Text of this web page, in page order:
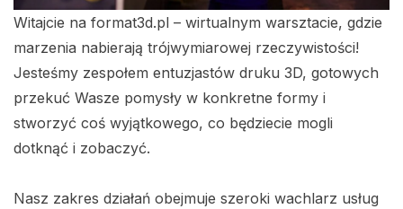
Witajcie na format3d.pl – wirtualnym warsztacie, gdzie
marzenia nabierają trójwymiarowej rzeczywistości!
Jesteśmy zespołem entuzjastów druku 3D, gotowych
przekuć Wasze pomysły w konkretne formy i
stworzyć coś wyjątkowego, co będziecie mogli
dotknąć i zobaczyć.
Nasz zakres działań obejmuje szeroki wachlarz usług